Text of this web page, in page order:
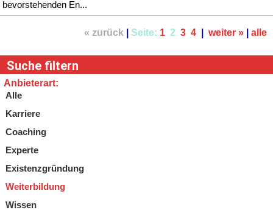
bevorstehenden En...
« zurück Seite: 1 2 3 4 weiter » alle
Suche filtern
Anbieterart:
Alle
Karriere
Coaching
Experte
Existenzgründung
Weiterbildung
Wissen